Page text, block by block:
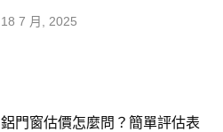
18 7 月, 2025
鋁門窗估價怎麼問？簡單評估表